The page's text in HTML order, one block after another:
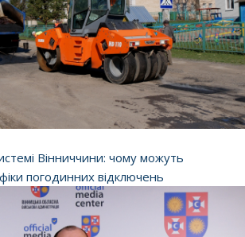
Вінниччини: чому можуть
погодинних відключень